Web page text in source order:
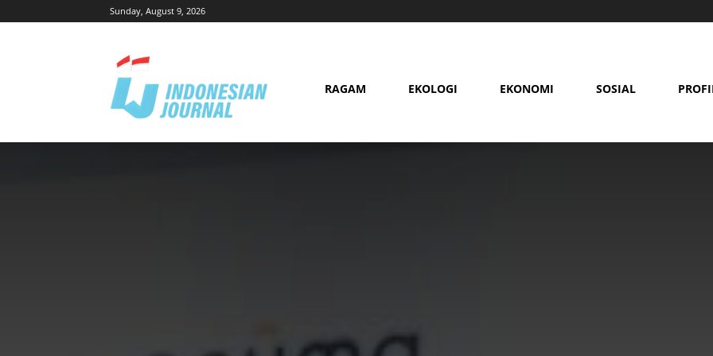
Sunday, August 9, 2026
RAGAM EKOLOGI EKONOMI SOSIAL